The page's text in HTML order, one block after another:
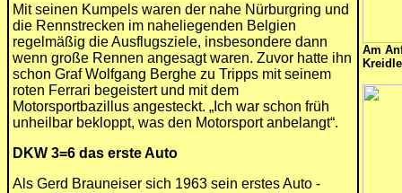
Mit seinen Kumpels waren der nahe Nürburgring und
die Rennstrecken im naheliegenden Belgien
regelmäßig die Ausflugsziele, insbesondere dann
wenn große Rennen angesagt waren. Zuvor hatte ihn
schon Graf Wolfgang Berghe zu Tripps mit seinem
roten Ferrari begeistert und mit dem
Motorsportbazillus angesteckt. „Ich war schon früh
unheilbar bekloppt, was den Motorsport anbelangt“.
DKW 3=6 das erste Auto
Als Gerd Brauneiser sich 1963 sein erstes Auto -
Am